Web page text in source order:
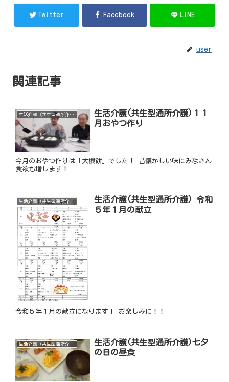
Twitter Facebook LINE
user
関連記事
生活介護（共生型通所介護）
生活介護(共生型通所介護)１１
月おやつ作り
今月のおやつ作りは「大根餅」でした！ 昔懐かしい味にみなさん
食欲も増します！
生活介護（共生型通所介護）
生活介護(共生型通所介護) 令和
５年１月の献立
令和５年１月の献立になります！ お楽しみに！！
生活介護（共生型通所介護）
生活介護(共生型通所介護)七夕
の日の昼食